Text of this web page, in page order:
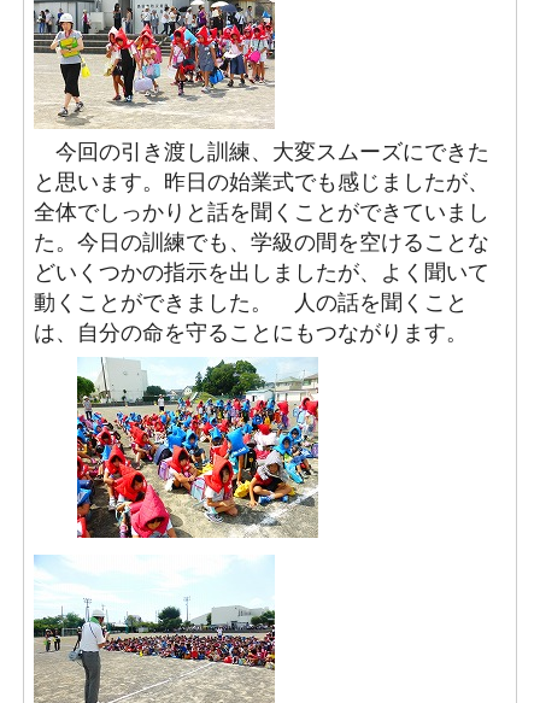
今回の引き渡し訓練、大変スムーズにできた
と思います。昨日の始業式でも感じましたが、
全体でしっかりと話を聞くことができていまし
た。今日の訓練でも、学級の間を空けることな
どいくつかの指示を出しましたが、よく聞いて
動くことができました。
人の話を聞くこと
は、自分の命を守ることにもつながります。